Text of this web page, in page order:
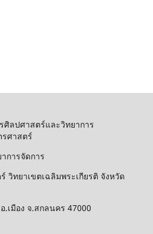
ศิลปศาสตร์และวิทยาการ
รศาสตร์
การจัดการ
วิทยาเขตเฉลิมพระเกียรติ จังหวัด
.เมือง จ.สกลนคร 47000